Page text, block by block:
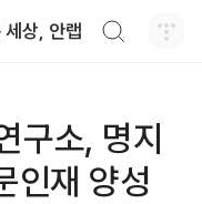
세상, 안랩
구소, 명지
인재 양성